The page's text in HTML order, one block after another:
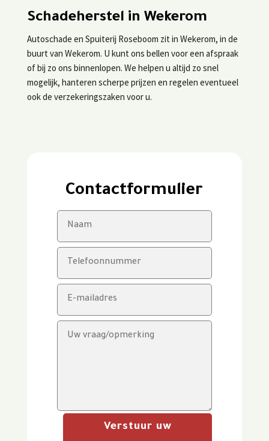
Schadeherstel in Wekerom
Autoschade en Spuiterij Roseboom zit in Wekerom, in de
buurt van Wekerom. U kunt ons bellen voor een afspraak
of bij zo ons binnenlopen. We helpen u altijd zo snel
mogelijk, hanteren scherpe prijzen en regelen eventueel
ook de verzekeringszaken voor u.
Contactformulier
Verstuur uw